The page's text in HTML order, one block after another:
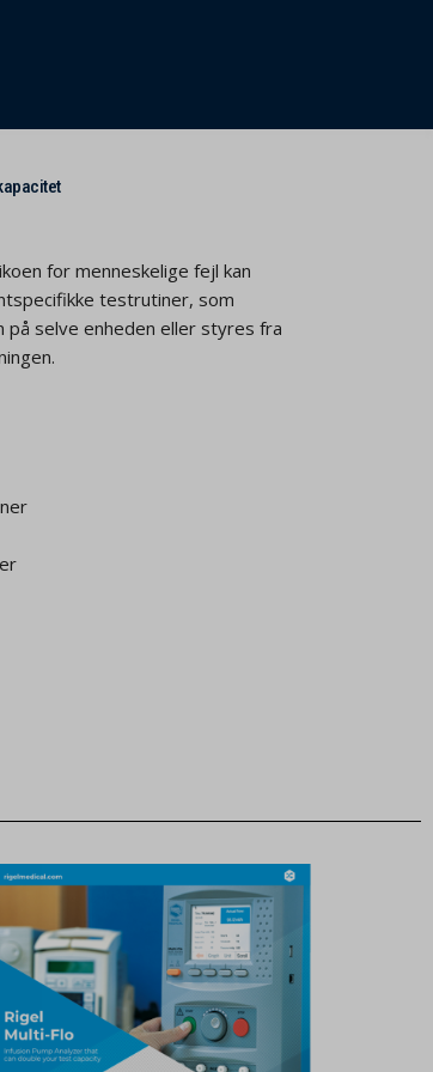
for menneskelige fejl kan
testrutiner, som
selve enheden eller styres fra